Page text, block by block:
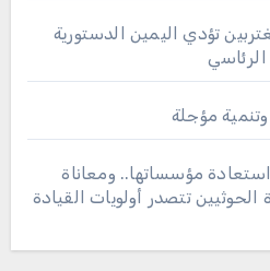
تؤدي اليمين الدستورية
مؤجلة
مؤسساتها.. ومعاناة
تتصدر أولويات القيادة